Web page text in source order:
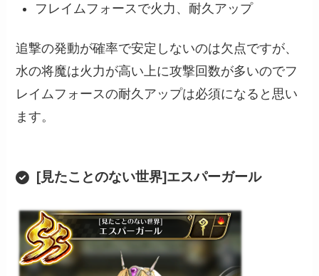
フレイムフォースで火力、耐久アップ
追撃の発動が確率で安定しないのは欠点ですが、
水の将魔は火力が高い上に攻撃回数が多いのでフ
レイムフォースの耐久アップは必須になると思い
ます。
[見たことのない世界]エスパーガール